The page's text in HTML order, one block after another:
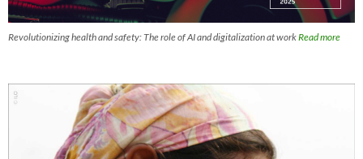
Revolutionizing health and safety: The role of AI and digitalization at workRead more